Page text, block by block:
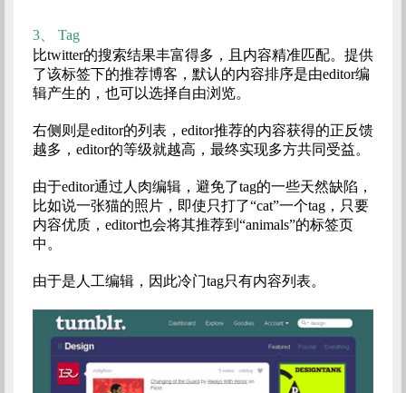
3、
Tag
比twitter的搜索结果丰富得多，且内容精准匹配。提供
了该标签下的推荐博客，默认的内容排序是由editor编
辑产生的，也可以选择自由浏览。
右侧则是editor的列表，editor推荐的内容获得的正反馈
越多，editor的等级就越高，最终实现多方共同受益。
由于editor通过人肉编辑，避免了tag的一些天然缺陷，
比如说一张猫的照片，即使只打了“cat”一个tag，只要
内容优质，editor也会将其推荐到“animals”的标签页
中。
由于是人工编辑，因此冷门tag只有内容列表。